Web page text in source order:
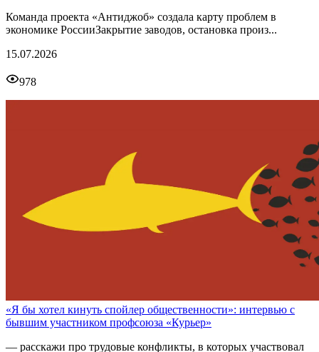
Команда проекта «Антиджоб» создала карту проблем в
экономике РоссииЗакрытие заводов, остановка произ...
15.07.2026
978
«Я бы хотел кинуть спойлер общественности»: интервью с
бывшим участником профсоюза «Курьер»
— расскажи про трудовые конфликты, в которых участвовал